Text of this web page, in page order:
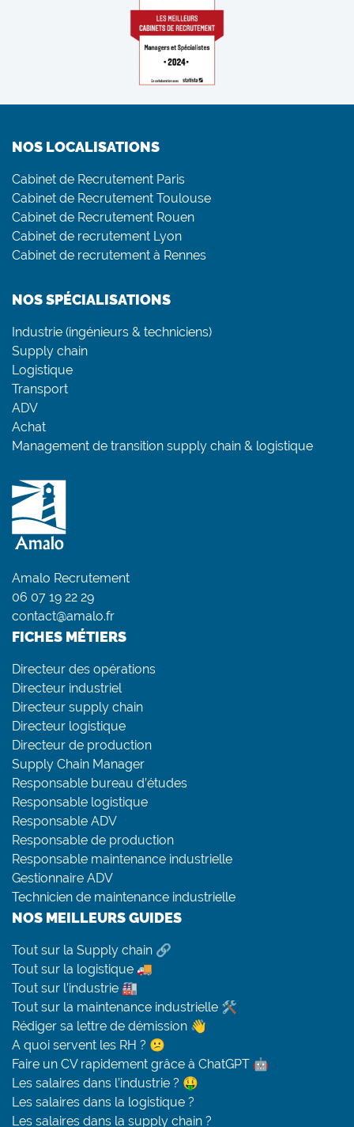
NOS LOCALISATIONS
Cabinet de Recrutement Paris
Cabinet de Recrutement Toulouse
Cabinet de Recrutement Rouen
Cabinet de recrutement Lyon
Cabinet de recrutement à Rennes
NOS SPÉCIALISATIONS
Industrie (ingénieurs & techniciens)
Supply chain
Logistique
Transport
ADV
Achat
Management de transition supply chain & logistique
Amalo Recrutement
06 07 19 22 29
contact@amalo.fr
FICHES MÉTIERS
Directeur des opérations
Directeur industriel
Directeur supply chain
Directeur logistique
Directeur de production
Supply Chain Manager
Responsable bureau d’études
Responsable logistique
Responsable ADV
Responsable de production
Responsable maintenance industrielle
Gestionnaire ADV
Technicien de maintenance industrielle
NOS MEILLEURS GUIDES
Tout sur la Supply chain 🔗
Tout sur la logistique 🚚
Tout sur l’industrie 🏭
Tout sur la maintenance industrielle 🛠
Rédiger sa lettre de démission 👋
A quoi servent les RH ? 😕
Faire un CV rapidement grâce à ChatGPT 🤖
Les salaires dans l’industrie ? 🤑
Les salaires dans la logistique ?
Les salaires dans la supply chain ?